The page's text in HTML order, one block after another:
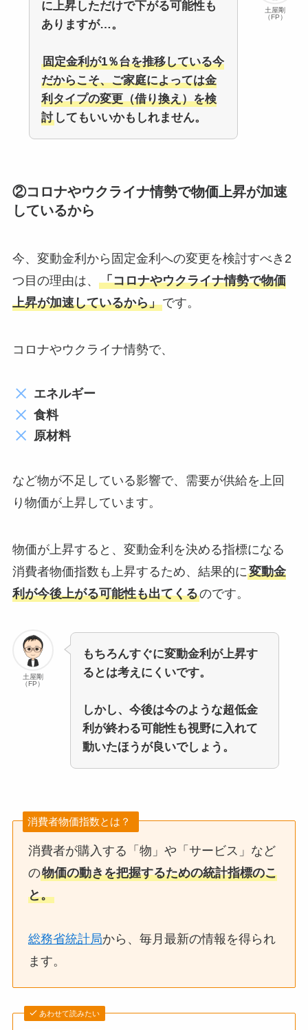
土屋剛
（FP）
に上昇しただけで下がる可能性も
ありますが…。
固定金利が1％台を推移している今
だからこそ、ご家庭によっては金
利タイプの変更（借り換え）を検
討してもいいかもしれません。
②コロナやウクライナ情勢で物価上昇が加速
しているから
今、変動金利から固定金利への変更を検討すべき2
つ目の理由は、 「コロナやウクライナ情勢で物価
上昇が加速しているから」です。
コロナやウクライナ情勢で、
エネルギー
食料
原材料
など物が不足している影響で、需要が供給を上回
り物価が上昇しています。
物価が上昇すると、変動金利を決める指標になる
消費者物価指数も上昇するため、結果的に変動金
利が今後上がる可能性も出てくるのです。
土屋剛
（FP）
もちろんすぐに変動金利が上昇す
るとは考えにくいです。
しかし、今後は今のような超低金
利が終わる可能性も視野に入れて
動いたほうが良いでしょう。
消費者物価指数とは？
消費者が購入する「物」や「サービス」など
の物価の動きを把握するための統計指標のこ
と。
総務省統計局から、毎月最新の情報を得られ
ます。
あわせて読みたい